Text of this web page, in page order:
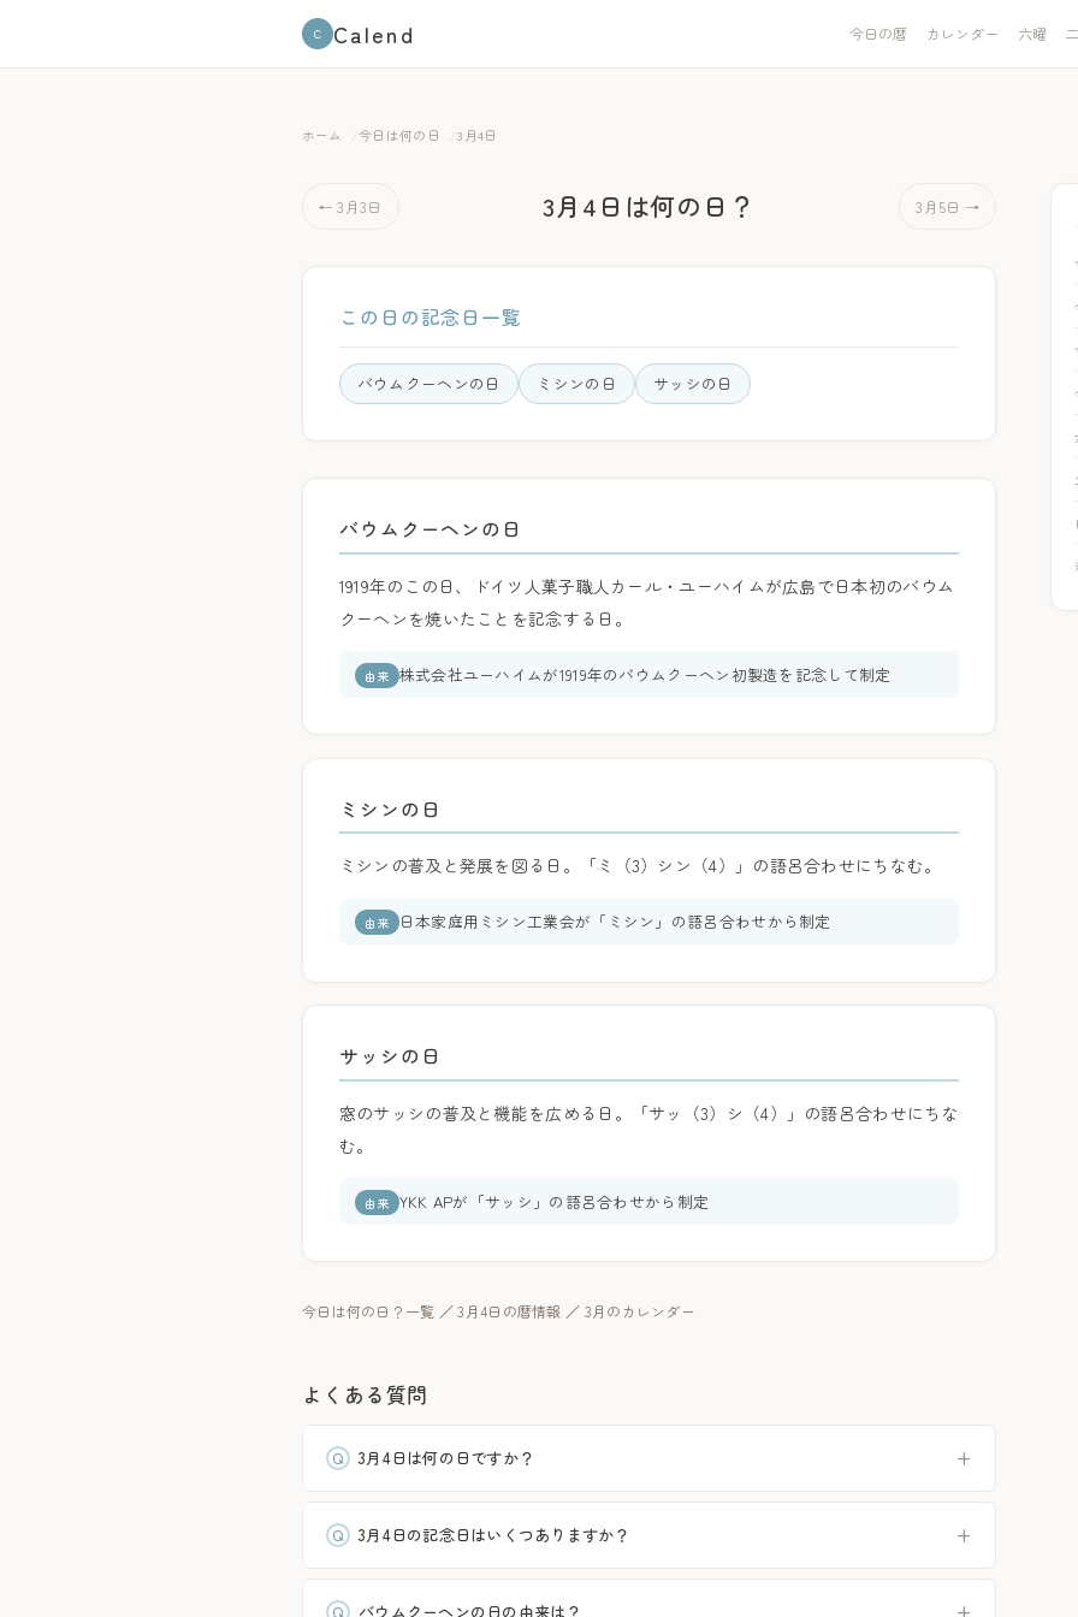
C Calend 今日の暦 カレンダー 六曜
ホーム 今日は何の日 3月4日
← 3月3日 3月4日は何の日？ 3月5日 →
この日の記念日一覧
バウムクーヘンの日 ミシンの日 サッシの日
バウムクーヘンの日
1919年のこの日、ドイツ人菓子職人カール・ユーハイムが広島で日本初のバウム
クーヘンを焼いたことを記念する日。
由来 株式会社ユーハイムが1919年のバウムクーヘン初製造を記念して制定
ミシンの日
ミシンの普及と発展を図る日。「ミ（3）シン（4）」の語呂合わせにちなむ。
由来 日本家庭用ミシン工業会が「ミシン」の語呂合わせから制定
サッシの日
窓のサッシの普及と機能を広める日。「サッ（3）シ（4）」の語呂合わせにちな
む。
由来 YKK APが「サッシ」の語呂合わせから制定
今日は何の日？一覧 ／3月4日の暦情報 ／ 3月のカレンダー
よくある質問
3月4日は何の日ですか？
3月4日の記念日はいくつありますか？
バウムクーヘンの日の由来は？